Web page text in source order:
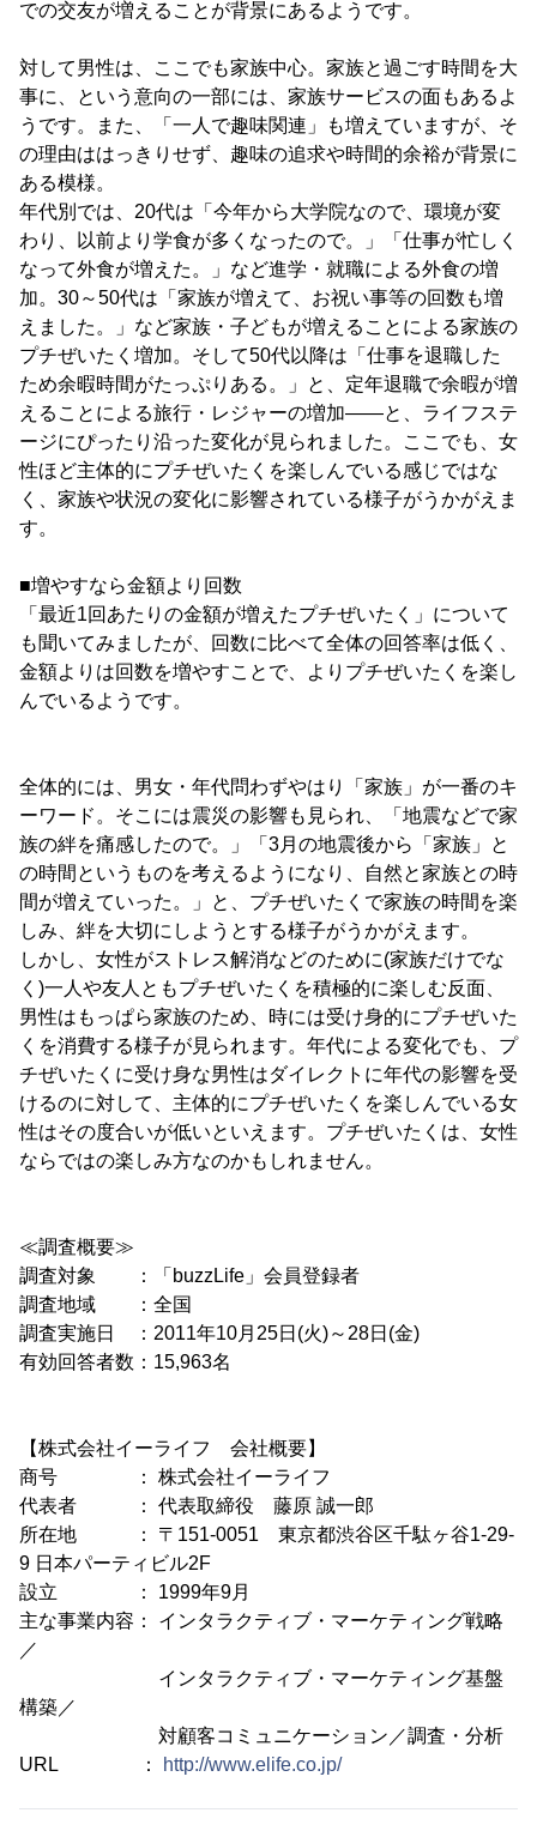
での交友が増えることが背景にあるようです。
対して男性は、ここでも家族中心。家族と過ごす時間を大
事に、という意向の一部には、家族サービスの面もあるよ
うです。また、「一人で趣味関連」も増えていますが、そ
の理由ははっきりせず、趣味の追求や時間的余裕が背景に
ある模様。
年代別では、20代は「今年から大学院なので、環境が変
わり、以前より学食が多くなったので。」「仕事が忙しく
なって外食が増えた。」など進学・就職による外食の増
加。30～50代は「家族が増えて、お祝い事等の回数も増
えました。」など家族・子どもが増えることによる家族の
プチぜいたく増加。そして50代以降は「仕事を退職した
ため余暇時間がたっぷりある。」と、定年退職で余暇が増
えることによる旅行・レジャーの増加――と、ライフステ
ージにぴったり沿った変化が見られました。ここでも、女
性ほど主体的にプチぜいたくを楽しんでいる感じではな
く、家族や状況の変化に影響されている様子がうかがえま
す。
■増やすなら金額より回数
「最近1回あたりの金額が増えたプチぜいたく」について
も聞いてみましたが、回数に比べて全体の回答率は低く、
金額よりは回数を増やすことで、よりプチぜいたくを楽し
んでいるようです。
全体的には、男女・年代問わずやはり「家族」が一番のキ
ーワード。そこには震災の影響も見られ、「地震などで家
族の絆を痛感したので。」「3月の地震後から「家族」と
の時間というものを考えるようになり、自然と家族との時
間が増えていった。」と、プチぜいたくで家族の時間を楽
しみ、絆を大切にしようとする様子がうかがえます。
しかし、女性がストレス解消などのために(家族だけでな
く)一人や友人ともプチぜいたくを積極的に楽しむ反面、
男性はもっぱら家族のため、時には受け身的にプチぜいた
くを消費する様子が見られます。年代による変化でも、プ
チぜいたくに受け身な男性はダイレクトに年代の影響を受
けるのに対して、主体的にプチぜいたくを楽しんでいる女
性はその度合いが低いといえます。プチぜいたくは、女性
ならではの楽しみ方なのかもしれません。
≪調査概要≫
調査対象 ：「buzzLife」会員登録者
調査地域 ：全国
調査実施日 ：2011年10月25日(火)～28日(金)
有効回答者数：15,963名
【株式会社イーライフ 会社概要】
商号 ： 株式会社イーライフ
代表者 ： 代表取締役 藤原 誠一郎
所在地 ： 〒151-0051 東京都渋谷区千駄ヶ谷1-29-
9 日本パーティビル2F
設立 ： 1999年9月
主な事業内容： インタラクティブ・マーケティング戦略
／
インタラクティブ・マーケティング基盤
構築／
対顧客コミュニケーション／調査・分析
URL ：
http://www.elife.co.jp/